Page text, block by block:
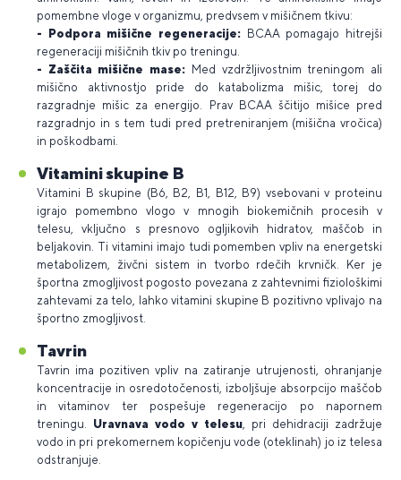
pomembne vloge v organizmu, predvsem v mišičnem tkivu:
- Podpora mišične regeneracije: BCAA pomagajo hitrejši
regeneraciji mišičnih tkiv po treningu.
- Zaščita mišične mase: Med vzdržljivostnim treningom ali
mišično aktivnostjo pride do katabolizma mišic, torej do
razgradnje mišic za energijo. Prav BCAA ščitijo mišice pred
razgradnjo in s tem tudi pred pretreniranjem (mišična vročica)
in poškodbami.
Vitaminiskupine B
Vitamini B skupine (B6, B2, B1, B12, B9) vsebovani v proteinu
igrajo pomembno vlogo v mnogih biokemičnih procesih v
telesu, vključno s presnovo ogljikovih hidratov, maščob in
beljakovin. Ti vitamini imajo tudi pomemben vpliv na energetski
metabolizem, živčni sistem in tvorbo rdečih krvničk. Ker je
športna zmogljivost pogosto povezana z zahtevnimi fiziološkimi
zahtevami za telo, lahko vitamini skupine B pozitivno vplivajo na
športno zmogljivost.
Tavrin
Tavrin ima pozitiven vpliv na zatiranje utrujenosti, ohranjanje
koncentracije in osredotočenosti, izboljšuje absorpcijo maščob
in vitaminov ter pospešuje regeneracijo po napornem
treningu. Uravnava vodo v telesu , pri dehidraciji zadržuje
vodo in pri prekomernem kopičenju vode (oteklinah) jo iz telesa
odstranjuje.